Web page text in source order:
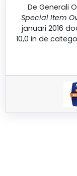
De Generali
Special Item
januari 2016
10,0 in de